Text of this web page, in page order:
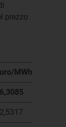
prezzo
MWh